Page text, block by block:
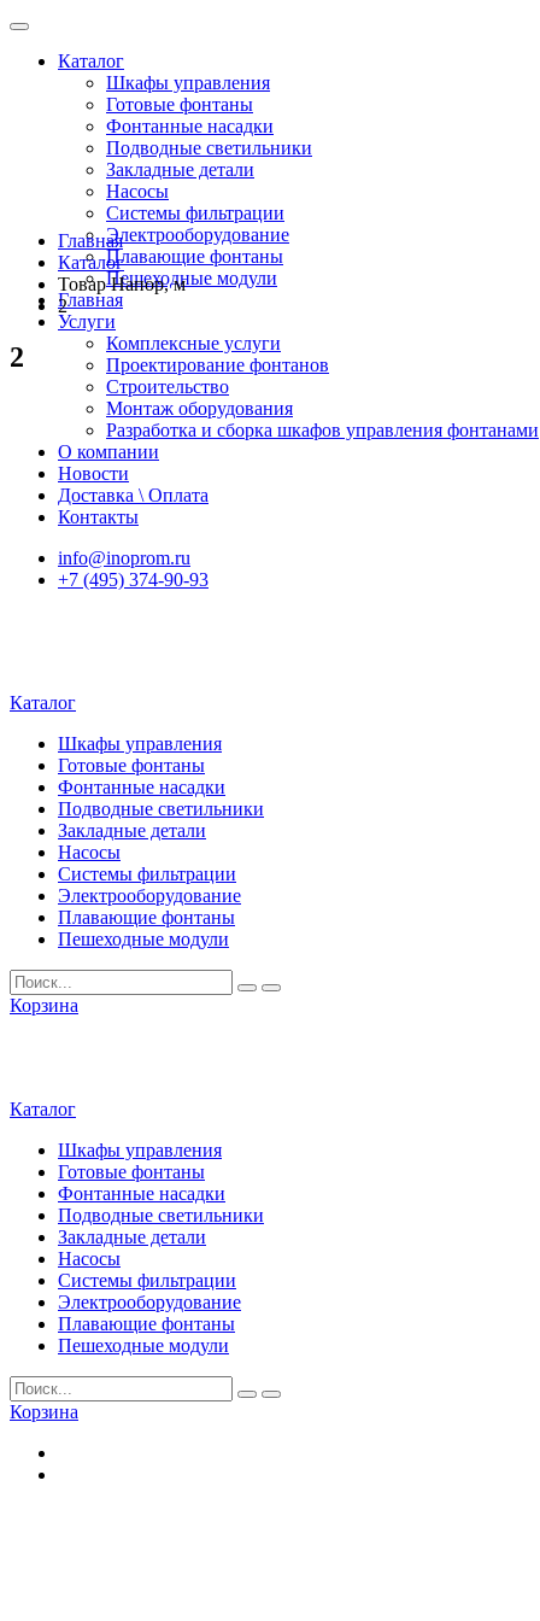
Каталог
Шкафы управления
Готовые фонтаны
Фонтанные насадки
Подводные светильники
Закладные детали
Насосы
Системы фильтрации
Электрооборудование
Плавающие фонтаны
Пешеходные модули
Главная
Услуги
Комплексные услуги
Проектирование фонтанов
Строительство
Монтаж оборудования
Разработка и сборка шкафов управления фонтанами
О компании
Новости
Доставка \ Оплата
Контакты
info@inoprom.ru
+7 (495) 374-90-93
Каталог
Шкафы управления
Готовые фонтаны
Фонтанные насадки
Подводные светильники
Закладные детали
Насосы
Системы фильтрации
Электрооборудование
Плавающие фонтаны
Пешеходные модули
Корзина
Каталог
Шкафы управления
Готовые фонтаны
Фонтанные насадки
Подводные светильники
Закладные детали
Насосы
Системы фильтрации
Электрооборудование
Плавающие фонтаны
Пешеходные модули
Корзина
Главная
Каталог
Товар Напор, м
2
2